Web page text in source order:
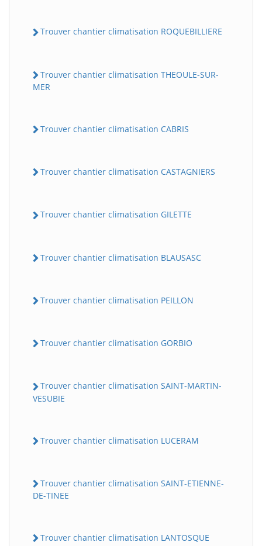
Trouver chantier climatisation ROQUEBILLIERE
Trouver chantier climatisation THEOULE-SUR-
MER
Trouver chantier climatisation CABRIS
Trouver chantier climatisation CASTAGNIERS
Trouver chantier climatisation GILETTE
Trouver chantier climatisation BLAUSASC
Trouver chantier climatisation PEILLON
Trouver chantier climatisation GORBIO
Trouver chantier climatisation SAINT-MARTIN-
VESUBIE
Trouver chantier climatisation LUCERAM
Trouver chantier climatisation SAINT-ETIENNE-
DE-TINEE
Trouver chantier climatisation LANTOSQUE